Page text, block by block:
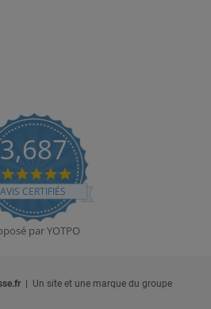
3,687
4.8
star
rating
AVIS CERTIFIÉS
par YOTPO
| Un site et une marque du groupe